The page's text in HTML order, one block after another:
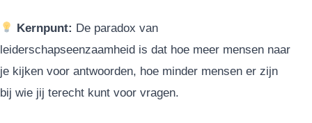
Kernpunt: De paradox van
leiderschapseenzaamheid is dat hoe meer mensen naar
je kijken voor antwoorden, hoe minder mensen er zijn
bij wie jij terecht kunt voor vragen.